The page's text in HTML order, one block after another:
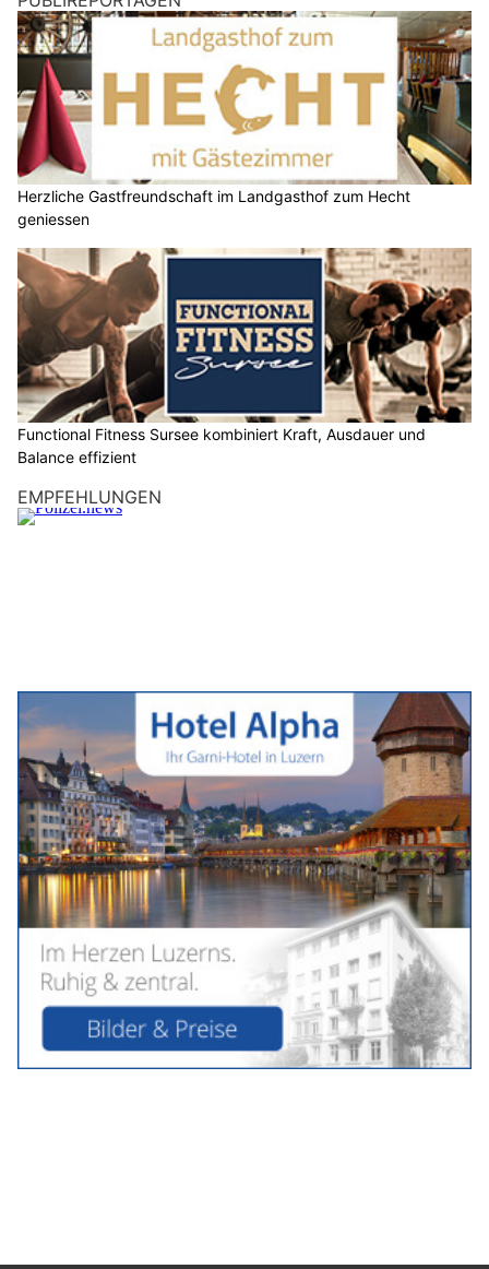
Herzliche Gastfreundschaft im Landgasthof zum Hecht
geniessen
Functional Fitness Sursee kombiniert Kraft, Ausdauer und
Balance effizient
EMPFEHLUNGEN